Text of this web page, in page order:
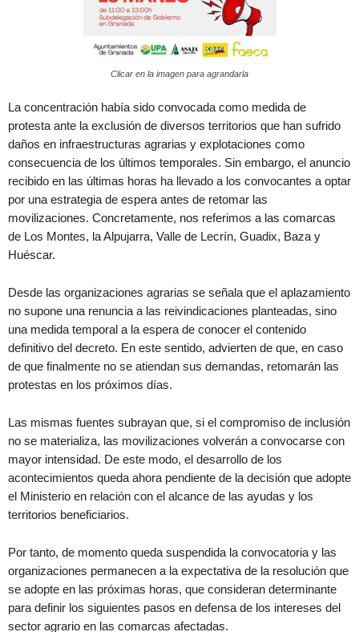
Clicar en la imagen para agrandarla
La concentración había sido convocada como medida de
protesta ante la exclusión de diversos territorios que han sufrido
daños en infraestructuras agrarias y explotaciones como
consecuencia de los últimos temporales. Sin embargo, el anuncio
recibido en las últimas horas ha llevado a los convocantes a optar
por una estrategia de espera antes de retomar las
movilizaciones. Concretamente, nos referimos a las comarcas
de Los Montes, la Alpujarra, Valle de Lecrín, Guadix, Baza y
Huéscar.
Desde las organizaciones agrarias se señala que el aplazamiento
no supone una renuncia a las reivindicaciones planteadas, sino
una medida temporal a la espera de conocer el contenido
definitivo del decreto. En este sentido, advierten de que, en caso
de que finalmente no se atiendan sus demandas, retomarán las
protestas en los próximos días.
Las mismas fuentes subrayan que, si el compromiso de inclusión
no se materializa, las movilizaciones volverán a convocarse con
mayor intensidad. De este modo, el desarrollo de los
acontecimientos queda ahora pendiente de la decisión que adopte
el Ministerio en relación con el alcance de las ayudas y los
territorios beneficiarios.
Por tanto, de momento queda suspendida la convocatoria y las
organizaciones permanecen a la expectativa de la resolución que
se adopte en las próximas horas, que consideran determinante
para definir los siguientes pasos en defensa de los intereses del
sector agrario en las comarcas afectadas.